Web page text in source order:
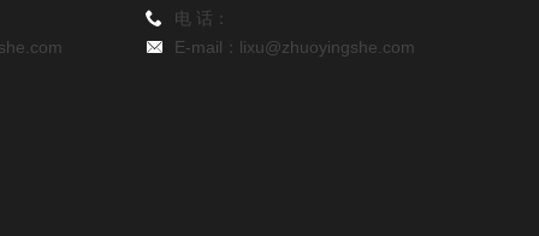
电 话：
E-mail： lixu@zhuoyingshe.com